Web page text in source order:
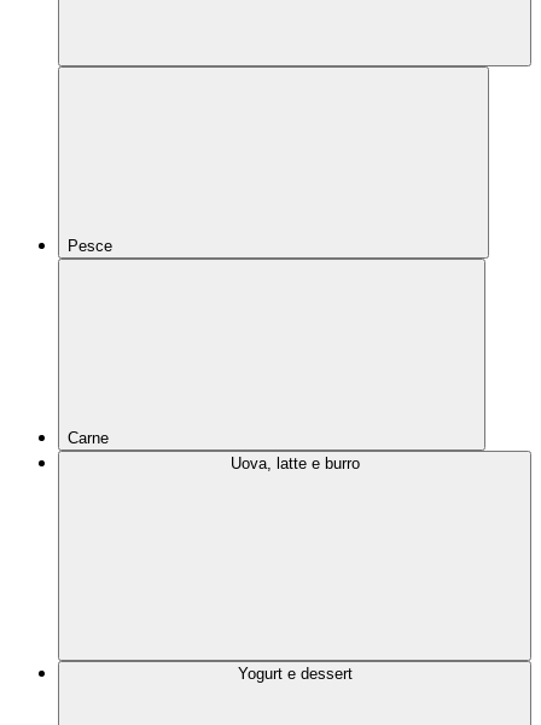
Pesce
Carne
Uova, latte e burro
Yogurt e dessert